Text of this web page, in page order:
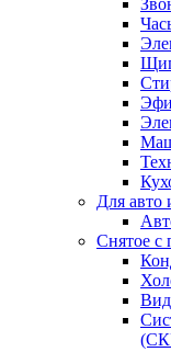
Для авто
Снятое с